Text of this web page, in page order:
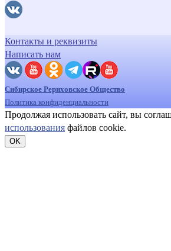
Контакты и реквизиты
Написать нам
Сибирское Рериховское Общество
Политика конфиденциальности
Продолжая использовать сайт, вы
использования файлов cookie.
OK